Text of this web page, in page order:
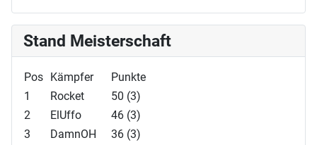
Stand Meisterschaft
Pos Kämpfer
Punkte
1
Rocket
50 (3)
2
ElUffo
46 (3)
3
DamnOH
36 (3)